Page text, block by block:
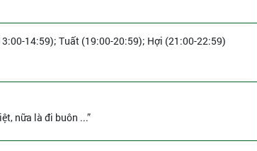
14:59); Tuất (19:00-20:59); Hợi (21:00-22:59)
nữa là đi buôn ...”